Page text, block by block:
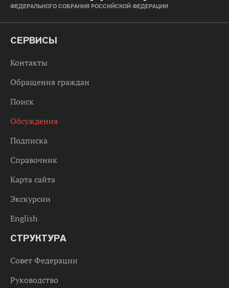
ФЕДЕРАЛЬНОГО СОБРАНИЯ РОССИЙСКОЙ ФЕДЕРАЦИИ
СЕРВИСЫ
Контакты
Обращения граждан
Поиск
Обсуждения
Подписка
Справочник
Карта сайта
Экскурсии
English
СТРУКТУРА
Совет Федерации
Руководство